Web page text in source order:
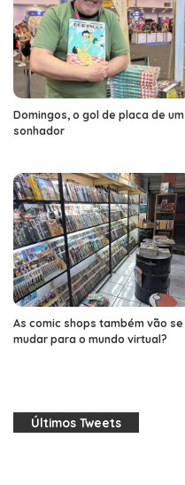
Domingos, o gol de placa de um
sonhador
As comic shops também vão se
mudar para o mundo virtual?
Últimos Tweets